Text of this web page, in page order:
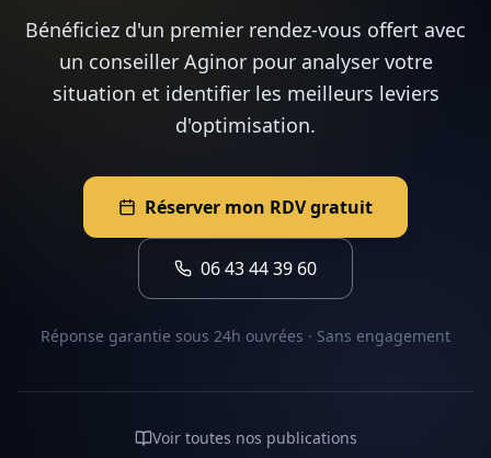
Bénéficiez d'un premier rendez-vous offert avec
un conseiller Aginor pour analyser votre
situation et identifier les meilleurs leviers
d'optimisation.
Réserver mon RDV gratuit
06 43 44 39 60
Réponse garantie sous 24h ouvrées · Sans engagement
Voir toutes nos publications